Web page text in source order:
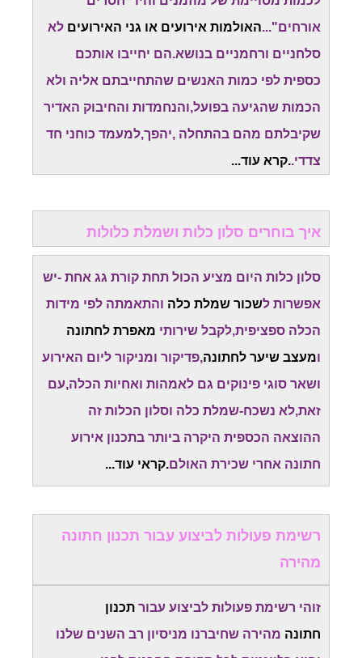
אורחים"...האולמות אירועים או גני האירועים לא
סלחניים ורחמניים בנושא.הם יחייבו אותכם
כספית לפי כמות האנשים שהתחייבתם אליה ולא
הכמות שהגיעה בפועל,והנחמדות והחיבוק האדיר
שקיבלתם מהם בהתחלה ,יהפך,למעמד כוחני חד
צדדי..קרא עוד...
איך בוחרים סלון כלות ושמלת כלולות
סלון כלות היום מציע הכול תחת קורת גג אחת -יש
אפשרות לשכור שמלת כלה והתאמתה לפי מידות
הכלה ספציפית,לקבל שירותי מאפרת לחתונה
ומעצב שיער לחתונה,פדיקור ומניקור ליום האירוע
ושאר סוגי פינוקים גם לאמהות ואחיות הכלה,עם
זאת,לא נשכח-שמלת כלה וסלון הכלות זה
ההוצאה הכספית היקרה ביותר בתכנון אירוע
חתונה אחרי שכירת האולם.קראי עוד...
רשימת פעולות לביצוע עבור תכנון חתונה
מהירה
זוהי רשימת פעולות לביצוע עבור תכנון
חתונה מהירה שחיברנו מניסיון רב השנים שלנו